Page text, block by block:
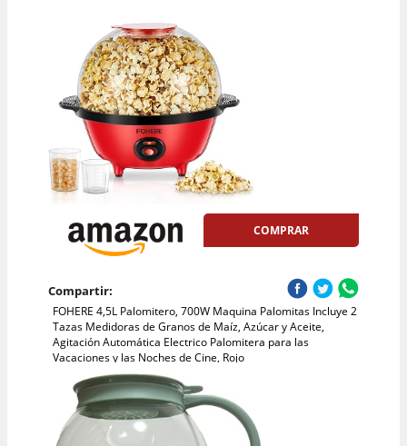
COMPRAR
Compartir:
FOHERE 4,5L Palomitero, 700W Maquina Palomitas Incluye 2
Tazas Medidoras de Granos de Maíz, Azúcar y Aceite,
Agitación Automática Electrico Palomitera para las
Vacaciones y las Noches de Cine, Rojo